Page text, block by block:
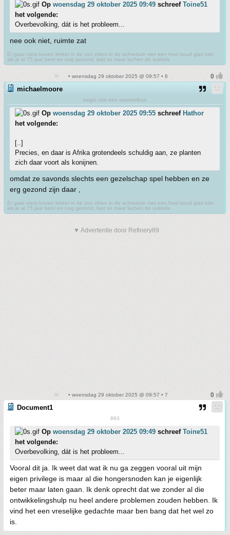
Op woensdag 29 oktober 2025 09:49 schreef Toine51
het volgende:
Overbevolking, dát is het probleem...
nee ook niet, ruimte zat
Er gaat niets boven lekker in de zon zitten in de achtertuin met een heel koud glas bier ,
als je al 75 jaar bent en nog gezond, laat ze maar lachen de sukkels
• woensdag 29 oktober 2025 @ 09:57 • 6
michaelmoore
begin ook een voedselbos
Op woensdag 29 oktober 2025 09:55 schreef Hathor
het volgende:
[..]
Precies, en daar is Afrika grotendeels schuldig aan, ze planten
zich daar voort als konijnen.
omdat ze savonds slechts een gezelschap spel hebben en ze
erg gezond zijn daar ,
Er gaat niets boven lekker in de zon zitten in de achtertuin met een heel koud glas bier ,
als je al 75 jaar bent en nog gezond, laat ze maar lachen de sukkels
▼ Advertentie door Refinery89
• woensdag 29 oktober 2025 @ 09:57 • 7
Document1
893
Op woensdag 29 oktober 2025 09:49 schreef Toine51
het volgende:
Overbevolking, dát is het probleem...
Vooral dit ja. Ik weet dat wat ik nu ga zeggen vooral uit mijn
eigen privilege is maar al die hongersnoden kan je eigenlijk
beter maar laten gaan. Ik denk oprecht dat we zonder al die
ontwikkelingshulp nu heel andere problemen zouden hebben. Ik
vind het een vreselijke gedachte maar ben bang dat het wel zo
is.